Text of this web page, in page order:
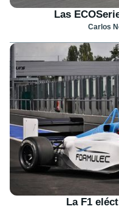
Las
Carlos
La F1